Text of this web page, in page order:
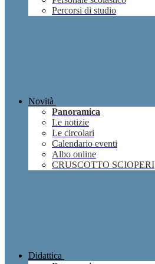
Percorsi di studio
Novità
Panoramica
Le notizie
Le circolari
Calendario eventi
Albo online
CRUSCOTTO SCIOPERI
Didattica